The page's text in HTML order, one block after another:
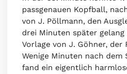
passgenauen Kopfball,
von J. Pöllmann, den
drei Minuten später gelang
Vorlage von J. Göhner,
Wenige Minuten nach dem
fand ein eigentlich